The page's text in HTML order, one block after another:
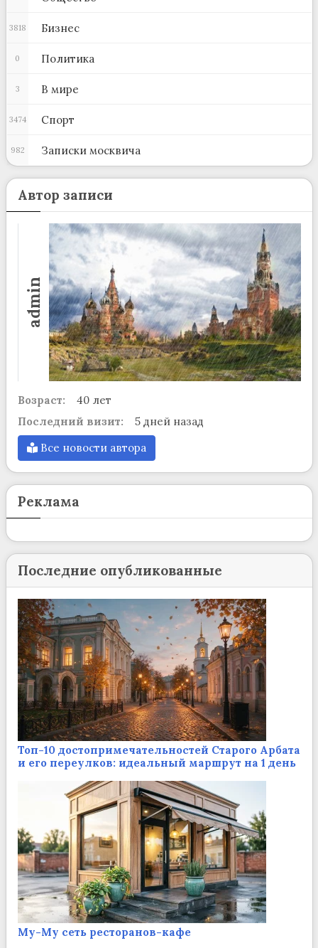
Бизнес
3818
Политика
0
В мире
3
Спорт
3474
Записки москвича
982
Автор записи
admin
Возраст:
40 лет
Последний визит:
5 дней назад
Все новости автора
Реклама
Последние опубликованные
Топ-10 достопримечательностей Старого Арбата
и его переулков: идеальный маршрут на 1 день
Му-Му сеть ресторанов-кафе